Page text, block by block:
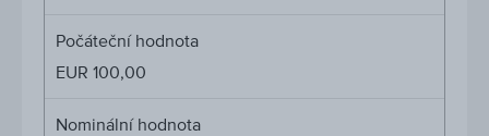
Počáteční hodnota
EUR 100,00
Nominální hodnota